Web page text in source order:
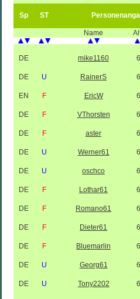
Sp ST
Name
DE mike1160
DE U RainerS
EN F EricW
DE F VThorsten
DE F aster
DE U Werner61
DE U oschco
DE F Lothar61
DE F Romano61
DE F Dieter61
DE F Bluemarlin
DE U Georg61
DE U Tony2202